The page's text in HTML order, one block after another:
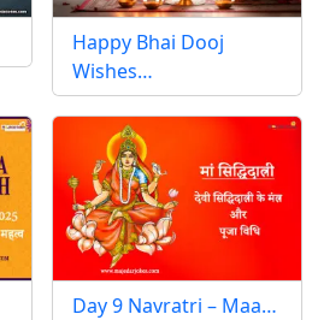
Happy Bhai Dooj
Wishes…
Day 9 Navratri – Maa…